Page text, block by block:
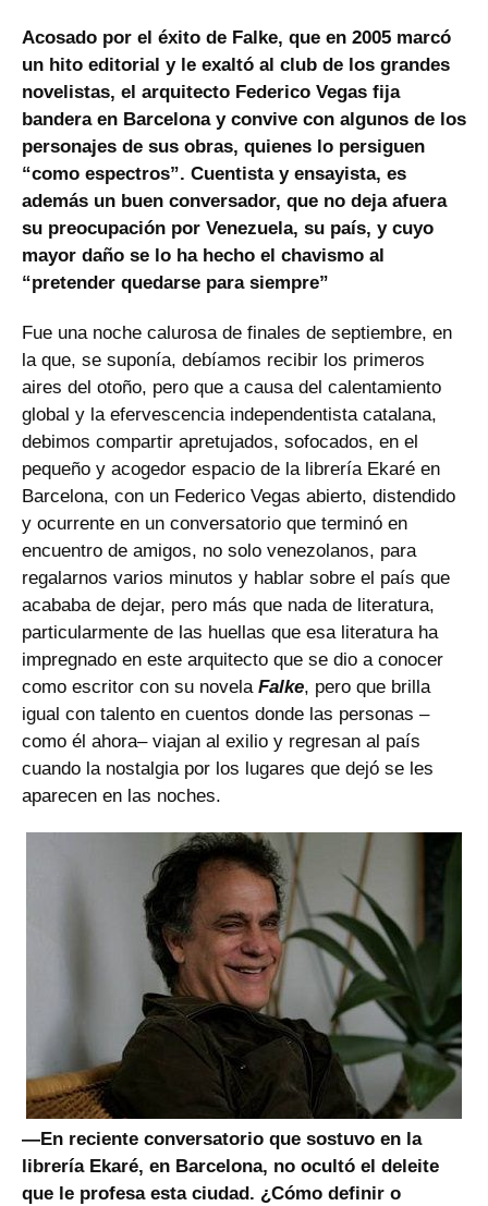
Acosado por el éxito de Falke, que en 2005 marcó
un hito editorial y le exaltó al club de los grandes
novelistas, el arquitecto Federico Vegas fija
bandera en Barcelona y convive con algunos de los
personajes de sus obras, quienes lo persiguen
“como espectros”. Cuentista y ensayista, es
además un buen conversador, que no deja afuera
su preocupación por Venezuela, su país, y cuyo
mayor daño se lo ha hecho el chavismo al
“pretender quedarse para siempre”
Fue una noche calurosa de finales de septiembre, en
la que, se suponía, debíamos recibir los primeros
aires del otoño, pero que a causa del calentamiento
global y la efervescencia independentista catalana,
debimos compartir apretujados, sofocados, en el
pequeño y acogedor espacio de la librería Ekaré en
Barcelona, con un Federico Vegas abierto, distendido
y ocurrente en un conversatorio que terminó en
encuentro de amigos, no solo venezolanos, para
regalarnos varios minutos y hablar sobre el país que
acababa de dejar, pero más que nada de literatura,
particularmente de las huellas que esa literatura ha
impregnado en este arquitecto que se dio a conocer
como escritor con su novela Falke, pero que brilla
igual con talento en cuentos donde las personas –
como él ahora– viajan al exilio y regresan al país
cuando la nostalgia por los lugares que dejó se les
aparecen en las noches.
—En reciente conversatorio que sostuvo en la
librería Ekaré, en Barcelona, no ocultó el deleite
que le profesa esta ciudad. ¿Cómo definir o